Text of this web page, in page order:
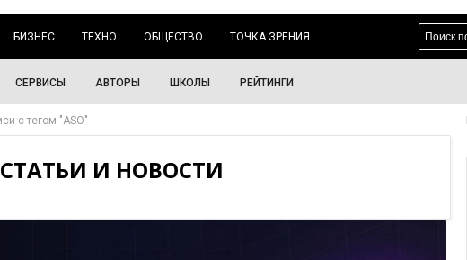
БИЗНЕС ТЕХНО ОБЩЕСТВО ТОЧКА ЗРЕНИЯ
СЕРВИСЫ АВТОРЫ ШКОЛЫ РЕЙТИНГИ
с тегом "ASO"
СТАТЬИ И НОВОСТИ